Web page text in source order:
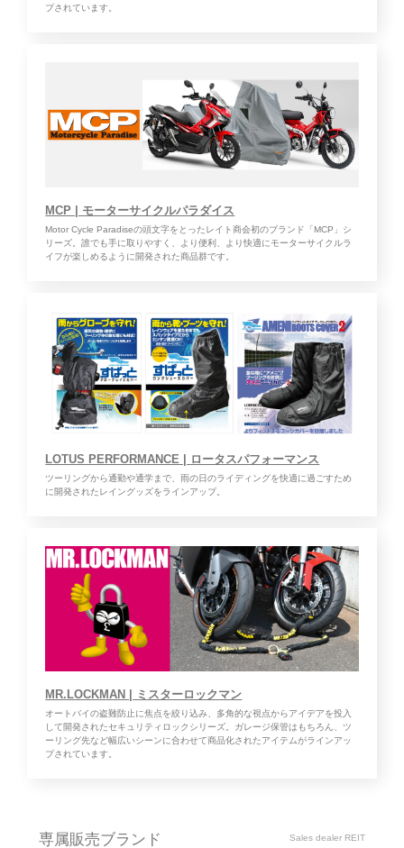
プされています。
MCP | モーターサイクルパラダイス
Motor Cycle Paradiseの頭文字をとったレイト商会初のブランド「MCP」シ
リーズ。誰でも手に取りやすく、より便利、より快適にモーターサイクルラ
イフが楽しめるように開発された商品群です。
LOTUS PERFORMANCE | ロータスパフォーマンス
ツーリングから通勤や通学まで、雨の日のライディングを快適に過ごすため
に開発されたレイングッズをラインアップ。
MR.LOCKMAN | ミスターロックマン
オートバイの盗難防止に焦点を絞り込み、多角的な視点からアイデアを投入
して開発されたセキュリティロックシリーズ。ガレージ保管はもちろん、ツ
ーリング先など幅広いシーンに合わせて商品化されたアイテムがラインアッ
プされています。
専属販売ブランド Sales dealer REIT